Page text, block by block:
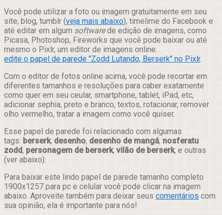
Você pode utilizar a foto ou imagem gratuitamente em seu
site, blog, tumblr (veja mais abaixo), timelime do Facebook e
até editar em algum softwarede edição de imagens, como
Picasa, Photoshop, Fireworks que você pode baixar ou até
mesmo o Pixlr, um editor de imagens online:
edite o papel de parede "Zodd Lutando, Berserk" no Pixlr.
Com o editor de fotos online acima, você pode recortar em
diferentes tamanhos e resoluções para caber exatamente
como quer em seu ceular, smartphone, tablet, iPad, etc,
adicionar sephia, preto e branco, textos, rotacionar, remover
olho vermelho, tratar a imagem como você quiser.
Esse papel de parede foi relacionado com algumas
tags: berserk, desenho, desenho de mangá, nosferatu
zodd, personagem de berserk, vilão de berserk, e outras
(ver abaixo).
Para baixar este lindo papel de parede tamanho completo
1900x1257 para pc e celular você pode clicar na imagem
abaixo. Aproveite também para deixar seus comentários com
sua opinião, ela é importante para nós!